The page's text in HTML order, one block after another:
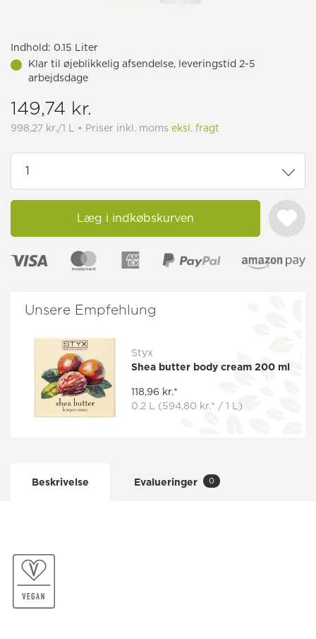
Indhold: 0.15 Liter
Klar til øjeblikkelig afsendelse, leveringstid 2-5
arbejdsdage
149,74 kr.
998,27 kr./1 L • Priser inkl. moms eksl. fragt
Læg i indkøbskurven
Unsere Empfehlung
Styx
Shea butter body cream 200 ml
118,96 kr.*
0.2 L (594,80 kr.* / 1 L)
Beskrivelse Evalueringer 0